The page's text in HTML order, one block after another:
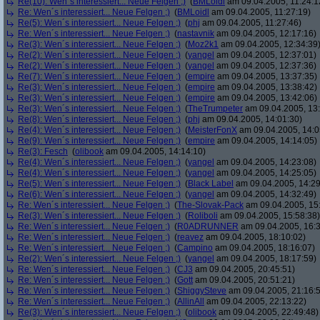
Re: Wen´s interessiert... Neue Felgen ;) (BMLoidl am 09.04.2005, 11:27:19)
Re(5): Wen´s interessiert... Neue Felgen ;) (phj am 09.04.2005, 11:27:46)
Re: Wen´s interessiert... Neue Felgen ;) (nastavnik am 09.04.2005, 12:17:16)
Re(3): Wen´s interessiert... Neue Felgen ;) (Moz2k1 am 09.04.2005, 12:34:39)
Re(2): Wen´s interessiert... Neue Felgen ;) (yangel am 09.04.2005, 12:37:01)
Re(2): Wen´s interessiert... Neue Felgen ;) (yangel am 09.04.2005, 12:37:36)
Re(7): Wen´s interessiert... Neue Felgen ;) (empire am 09.04.2005, 13:37:35)
Re(3): Wen´s interessiert... Neue Felgen ;) (empire am 09.04.2005, 13:38:42)
Re(3): Wen´s interessiert... Neue Felgen ;) (empire am 09.04.2005, 13:42:06)
Re(3): Wen´s interessiert... Neue Felgen ;) (TheTrumpeter am 09.04.2005,
Re(8): Wen´s interessiert... Neue Felgen ;) (phj am 09.04.2005, 14:01:30)
Re(4): Wen´s interessiert... Neue Felgen ;) (MeisterFonX am 09.04.2005,
Re(9): Wen´s interessiert... Neue Felgen ;) (empire am 09.04.2005, 14:14:05)
Re(3): Fesch (olibook am 09.04.2005, 14:14:10)
Re(4): Wen´s interessiert... Neue Felgen ;) (yangel am 09.04.2005, 14:23:08)
Re(4): Wen´s interessiert... Neue Felgen ;) (yangel am 09.04.2005, 14:25:05)
Re(5): Wen´s interessiert... Neue Felgen ;) (Black Label am 09.04.2005,
Re(6): Wen´s interessiert... Neue Felgen ;) (yangel am 09.04.2005, 14:32:49)
Re: Wen´s interessiert... Neue Felgen ;) (The-Slovak-Pack am 09.04.2005,
Re(3): Wen´s interessiert... Neue Felgen ;) (Roliboli am 09.04.2005, 15:58:38)
Re: Wen´s interessiert... Neue Felgen ;) (R0ADRUNNER am 09.04.2005,
Re: Wen´s interessiert... Neue Felgen ;) (reavez am 09.04.2005, 18:10:02)
Re: Wen´s interessiert... Neue Felgen ;) (Campino am 09.04.2005, 18:16:07)
Re(2): Wen´s interessiert... Neue Felgen ;) (yangel am 09.04.2005, 18:17:59)
Re: Wen´s interessiert... Neue Felgen ;) (CJ3 am 09.04.2005, 20:45:51)
Re: Wen´s interessiert... Neue Felgen ;) (Gott am 09.04.2005, 20:51:21)
Re: Wen´s interessiert... Neue Felgen ;) (ShiggySteve am 09.04.2005,
Re: Wen´s interessiert... Neue Felgen ;) (AllinAll
am 09.04.2005, 22:13:22)
Re(3): Wen´s interessiert... Neue Felgen ;) (olibook am 09.04.2005, 22:49:48)